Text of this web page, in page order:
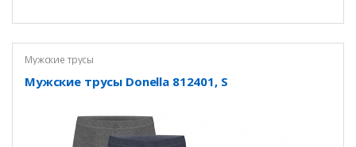
Мужские трусы
Мужские трусы Donella 812401, S